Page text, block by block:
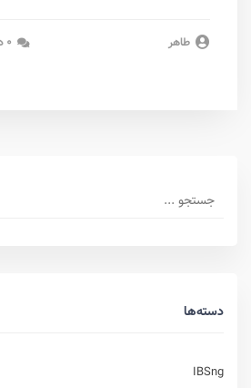
طاهر
دسته‌ها
IBSng